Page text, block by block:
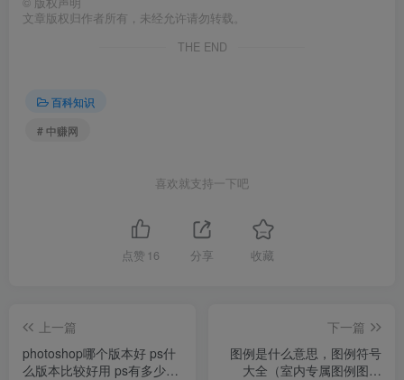
文章版权归作者所有，未经允许请勿转载。
THE END
百科知识
# 中赚网
喜欢就支持一下吧
点赞 16 分享 收藏
上一篇
photoshop哪个版本好 ps什
么版本比较好用 ps有多少个
下一篇
图例是什么意思，图例符号
大全（室内专属图例图标